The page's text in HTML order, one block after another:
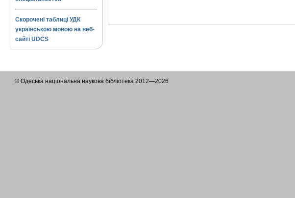
Скорочені таблиці УДК
українською мовою на веб-
сайті UDCS
© Одеська національна наукова бібліотека 2012—2026